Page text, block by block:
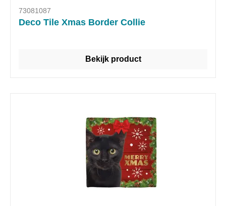
73081087
Deco Tile Xmas Border Collie
Bekijk product